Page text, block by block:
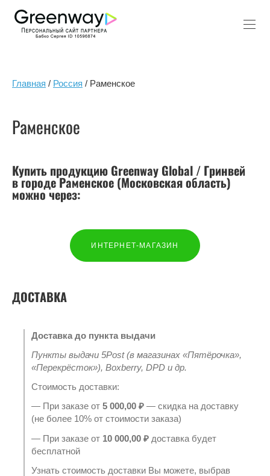
Главная / Россия / Раменское
Раменское
Купить продукцию Greenway Global / Гринвей
в городе Раменское (Московская область)
можно через:
ИНТЕРНЕТ-МАГАЗИН
ДОСТАВКА
Доставка до пункта выдачи
Пункты выдачи 5Post (в магазинах «Пятёрочка»,
«Перекрёсток»), Boxberry, DPD и др.
Стоимость доставки:
— При заказе от 5 000,00 ₽ — скидка на доставку
(не более 10% от стоимости заказа)
— При заказе от 10 000,00 ₽ доставка будет
бесплатной
Узнать стоимость доставки Вы можете, выбрав